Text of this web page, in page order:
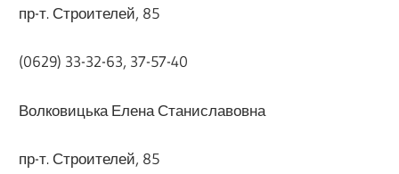
пр-т. Строителей, 85
(0629) 33-32-63, 37-57-40
Волковицька Елена Станиславовна
пр-т. Строителей, 85